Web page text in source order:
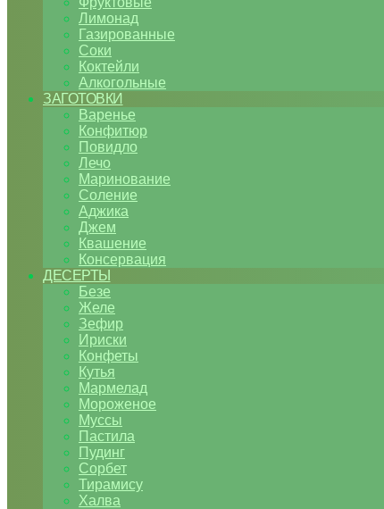
Лимонад
Газированные
Соки
Коктейли
Алкогольные
ЗАГОТОВКИ
Варенье
Конфитюр
Повидло
Лечо
Маринование
Соление
Аджика
Джем
Квашение
Консервация
ДЕСЕРТЫ
Безе
Желе
Зефир
Ириски
Конфеты
Кутья
Мармелад
Мороженое
Муссы
Пастила
Пудинг
Сорбет
Тирамису
Халва